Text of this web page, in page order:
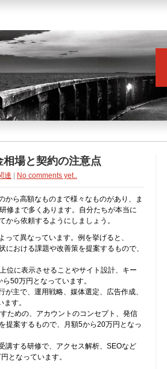
場と契約の注意点
連 No comments yet..
ら高額なものまで様々なものがあり、ま
修まで多くあります。自分たちが本当に
から依頼するようにしましょう。
て異なっています。例を挙げると、
おける課題や改善策を提案するもので、
位に表示させることやサイト設計、キー
50万円となっています。
主で、運用戦略、媒体選定、広告作成、
す。
ための、アカウントのコンセプト、発信
提案するもので、月額5から20万円となっ
講する研修で、アクセス解析、SEOなど
となっています。